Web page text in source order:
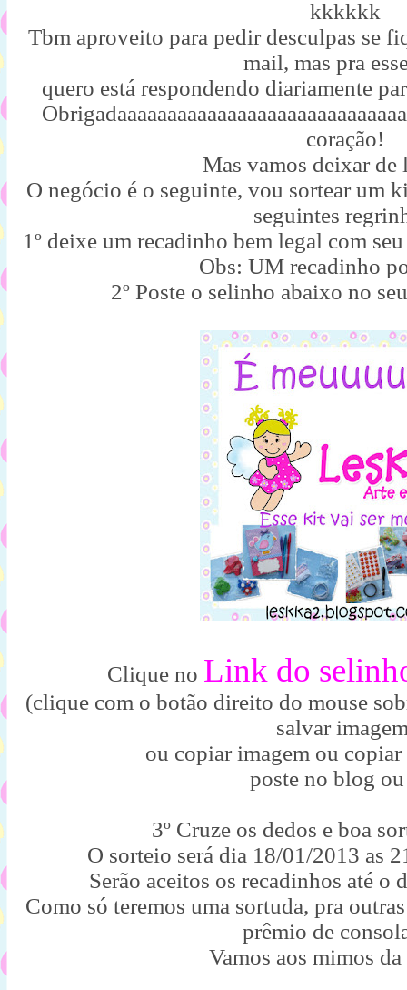
kkkkkk
Tbm aproveito para pedir desculpas se
mail, mas pra
quero está respondendo diariamente
coração!
Mas vamos deixar de
O negócio é o seguinte, vou sortear um
seguintes
1º deixe um recadinho bem legal com
Obs: UM recadinho
2º Poste o selinho abaixo no
Clique no Link do
(clique com o botão direito do mouse
salvar
ou copiar imagem ou
poste no blog
3º Cruze os dedos e boa
O sorteio será dia 18/01/2013 as
Serão aceitos os recadinhos até o
Como só teremos uma sortuda, pra
prêmio de
Vamos aos mimos